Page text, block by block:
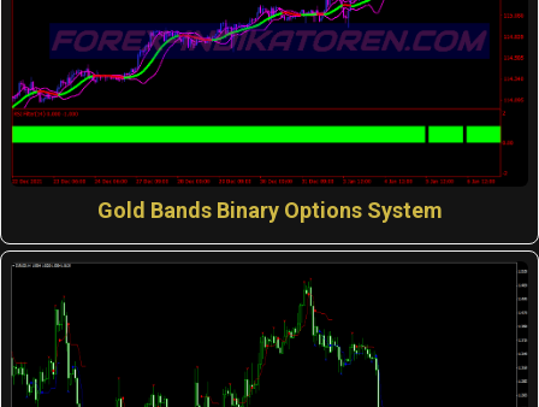
Gold Bands Binary Options System